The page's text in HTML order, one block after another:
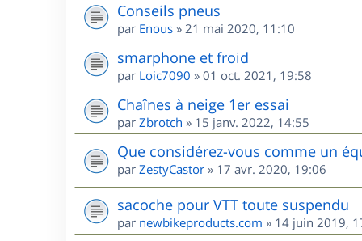
Conseils pneus
par Enous » 21 mai 2020, 11:10
smarphone et froid
par Loic7090 » 01 oct. 2021, 19:58
Chaînes à neige 1er essai
par Zbrotch » 15 janv. 2022, 14:55
Que considérez-vous comme un
par ZestyCastor » 17 avr. 2020, 19:06
sacoche pour VTT toute suspendu
par newbikeproducts.com » 14 juin 2019,